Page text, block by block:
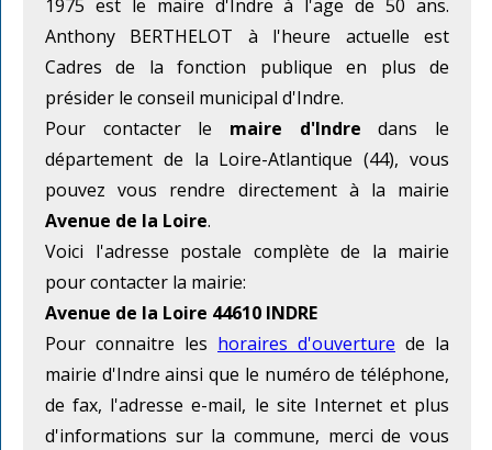
1975 est le maire d'Indre à l'age de 50 ans.
Anthony BERTHELOT à l'heure actuelle est
Cadres de la fonction publique en plus de
présider le conseil municipal d'Indre.
Pour contacter le maire d'Indre dans le
département de la Loire-Atlantique (44), vous
pouvez vous rendre directement à la mairie
Avenue de la Loire.
Voici l'adresse postale complète de la mairie
pour contacter la mairie:
Avenue de la Loire 44610 INDRE
Pour connaitre les horaires d'ouverture de la
mairie d'Indre ainsi que le numéro de téléphone,
de fax, l'adresse e-mail, le site Internet et plus
d'informations sur la commune, merci de vous